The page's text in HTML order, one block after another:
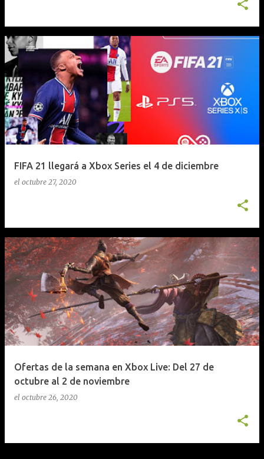
FIFA 21 llegará a Xbox Series el 4 de diciembre
el octubre 27, 2020
Ofertas de la semana en Xbox Live: Del 27 de
octubre al 2 de noviembre
el octubre 26, 2020